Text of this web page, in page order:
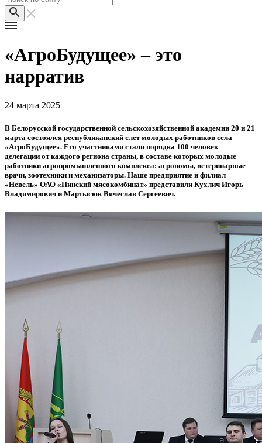
«АгроБудущее» – это
нарратив
24 марта 2025
В Белорусской государственной сельскохозяйственной академии 20 и 21
марта состоялся республиканский слет молодых работников села
«АгроБудущее». Его участниками стали порядка 100 человек –
делегации от каждого региона страны, в составе которых молодые
работники агропромышленного комплекса: агрономы, ветеринарные
врачи, зоотехники и механизаторы. Наше предприятие и филиал
«Невель» ОАО «Пинский мясокомбинат» представили Кухлич Игорь
Владимирович и Мартысюк Вячеслав Сергеевич.